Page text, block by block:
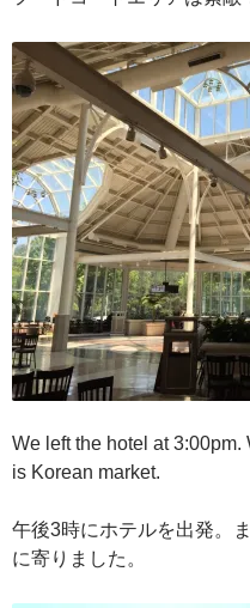
We left the hotel at
is Korean market.
午後3時にホテルを出発。
に寄りました。